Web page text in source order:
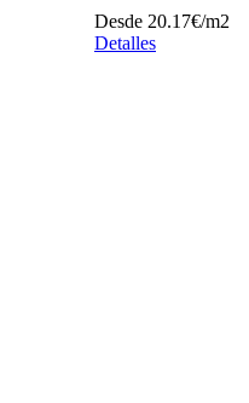
Desde 20.17€/m2
Detalles